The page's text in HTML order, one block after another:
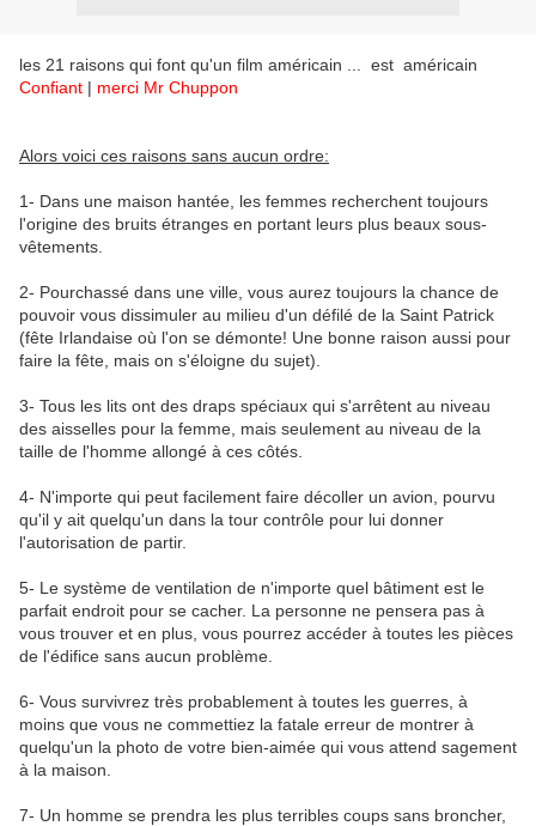
les 21 raisons qui font qu'un film américain ... est américain
Confiant | merci Mr Chuppon
Alors voici ces raisons sans aucun ordre:
1- Dans une maison hantée, les femmes recherchent toujours
l'origine des bruits étranges en portant leurs plus beaux sous-
vêtements.
2- Pourchassé dans une ville, vous aurez toujours la chance de
pouvoir vous dissimuler au milieu d'un défilé de la Saint Patrick
(fête Irlandaise où l'on se démonte! Une bonne raison aussi pour
faire la fête, mais on s'éloigne du sujet).
3- Tous les lits ont des draps spéciaux qui s'arrêtent au niveau
des aisselles pour la femme, mais seulement au niveau de la
taille de l'homme allongé à ces côtés.
4- N'importe qui peut facilement faire décoller un avion, pourvu
qu'il y ait quelqu'un dans la tour contrôle pour lui donner
l'autorisation de partir.
5- Le système de ventilation de n'importe quel bâtiment est le
parfait endroit pour se cacher. La personne ne pensera pas à
vous trouver et en plus, vous pourrez accéder à toutes les pièces
de l'édifice sans aucun problème.
6- Vous survivrez très probablement à toutes les guerres, à
moins que vous ne commettiez la fatale erreur de montrer à
quelqu'un la photo de votre bien-aimée qui vous attend sagement
à la maison.
7- Un homme se prendra les plus terribles coups sans broncher,